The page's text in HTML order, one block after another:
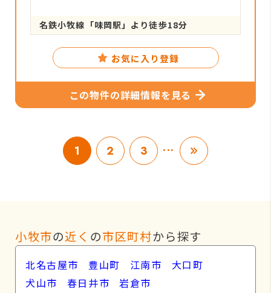
名鉄小牧線「味岡駅」より徒歩18分
お気に入り登録
この物件の詳細情報を見る
1 2 3 ...
小牧市の近く の市区町村から探す
北名古屋市 豊山町 江南市
大口町
犬山市
春日井市 岩倉市